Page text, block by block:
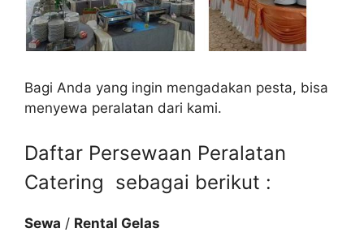
Bagi Anda yang ingin mengadakan pesta, bisa
menyewa peralatan dari kami.
Daftar Persewaan Peralatan
Catering sebagai berikut :
Sewa / Rental Gelas